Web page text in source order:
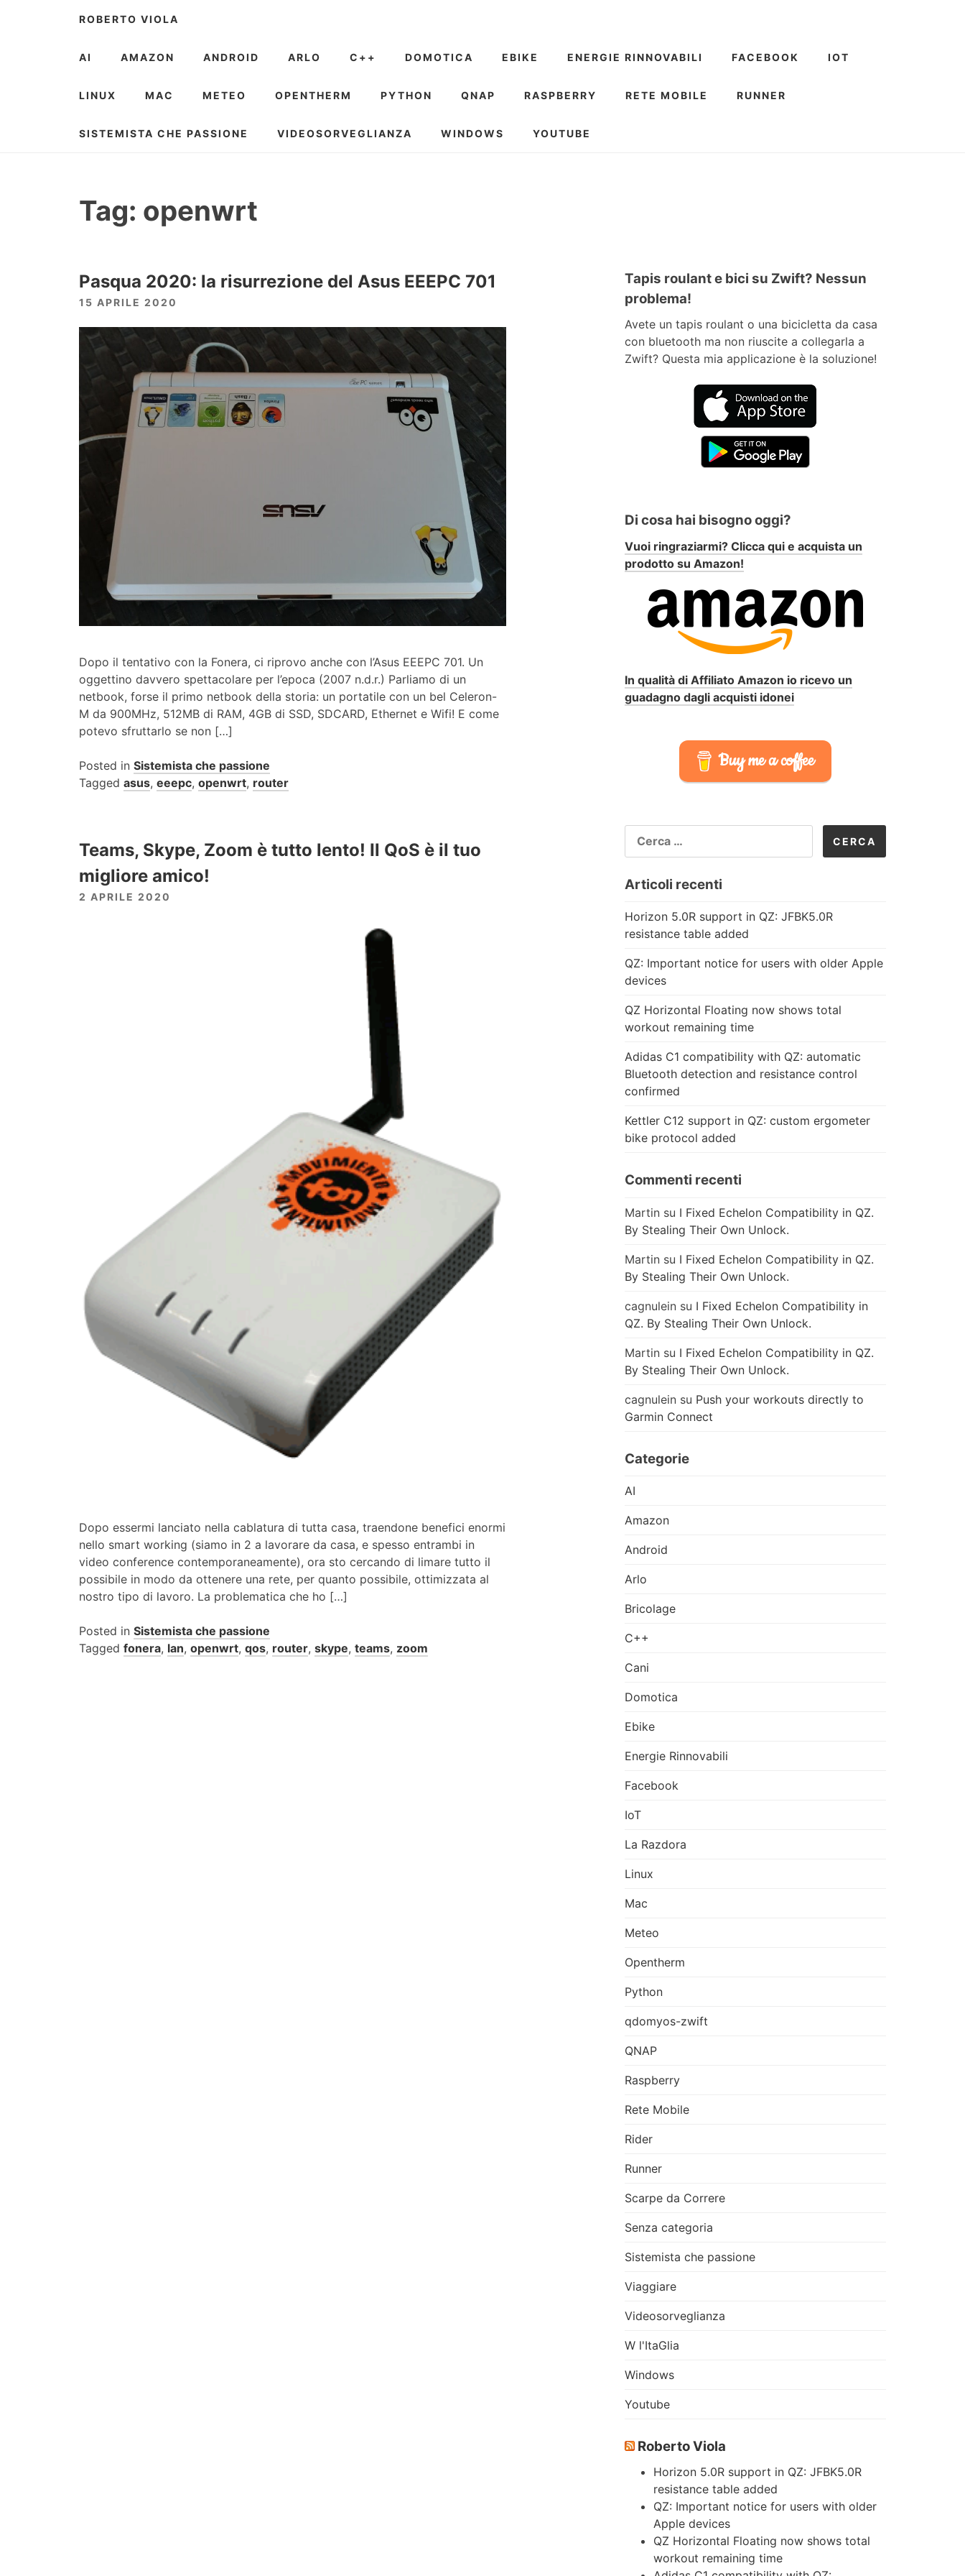
ROBERTO VIOLA
AI AMAZON ANDROID ARLO C++ DOMOTICA EBIKE ENERGIE RINNOVABILI FACEBOOK IOT
LINUX MAC METEO OPENTHERM PYTHON QNAP RASPBERRY RETE MOBILE RUNNER
SISTEMISTA CHE PASSIONE VIDEOSORVEGLIANZA WINDOWS YOUTUBE
Tag: openwrt
Pasqua 2020: la risurrezione del Asus EEEPC 701
15 APRILE 2020
Dopo il tentativo con la Fonera, ci riprovo anche con l’Asus EEEPC 701. Un
oggettino davvero spettacolare per l’epoca (2007 n.d.r.) Parliamo di un
netbook, forse il primo netbook della storia: un portatile con un bel Celeron-
M da 900MHz, 512MB di RAM, 4GB di SSD, SDCARD, Ethernet e Wifi! E come
potevo sfruttarlo se non […]
Posted in Sistemista che passione
Tagged asus, eeepc, openwrt, router
Teams, Skype, Zoom è tutto lento! Il QoS è il tuo
migliore amico!
2 APRILE 2020
Dopo essermi lanciato nella cablatura di tutta casa, traendone benefici enormi
nello smart working (siamo in 2 a lavorare da casa, e spesso entrambi in
video conference contemporaneamente), ora sto cercando di limare tutto il
possibile in modo da ottenere una rete, per quanto possibile, ottimizzata al
nostro tipo di lavoro. La problematica che ho […]
Posted in Sistemista che passione
Tagged fonera, lan, openwrt, qos, router, skype, teams, zoom
Tapis roulant e bici su Zwift? Nessun
problema!
Avete un tapis roulant o una bicicletta da casa
con bluetooth ma non riuscite a collegarla a
Zwift? Questa mia applicazione è la soluzione!
Di cosa hai bisogno oggi?
Vuoi ringraziarmi? Clicca qui e acquista un
prodotto su Amazon!
In qualità di Affiliato Amazon io ricevo un
guadagno dagli acquisti idonei
Buy me a coffee
PER:
Articoli recenti
Horizon 5.0R support in QZ: JFBK5.0R
resistance table added
QZ: Important notice for users with older Apple
devices
QZ Horizontal Floating now shows total
workout remaining time
Adidas C1 compatibility with QZ: automatic
Bluetooth detection and resistance control
confirmed
Kettler C12 support in QZ: custom ergometer
bike protocol added
Commenti recenti
Martin su I Fixed Echelon Compatibility in QZ.
By Stealing Their Own Unlock.
Martin su I Fixed Echelon Compatibility in QZ.
By Stealing Their Own Unlock.
cagnulein su I Fixed Echelon Compatibility in
QZ. By Stealing Their Own Unlock.
Martin su I Fixed Echelon Compatibility in QZ.
By Stealing Their Own Unlock.
cagnulein su Push your workouts directly to
Garmin Connect
Categorie
AI
Amazon
Android
Arlo
Bricolage
C++
Cani
Domotica
Ebike
Energie Rinnovabili
Facebook
IoT
La Razdora
Linux
Mac
Meteo
Opentherm
Python
qdomyos-zwift
QNAP
Raspberry
Rete Mobile
Rider
Runner
Scarpe da Correre
Senza categoria
Sistemista che passione
Viaggiare
Videosorveglianza
W l'ItaGlia
Windows
Youtube
Roberto Viola
Horizon 5.0R support in QZ: JFBK5.0R
resistance table added
QZ: Important notice for users with older
Apple devices
QZ Horizontal Floating now shows total
workout remaining time